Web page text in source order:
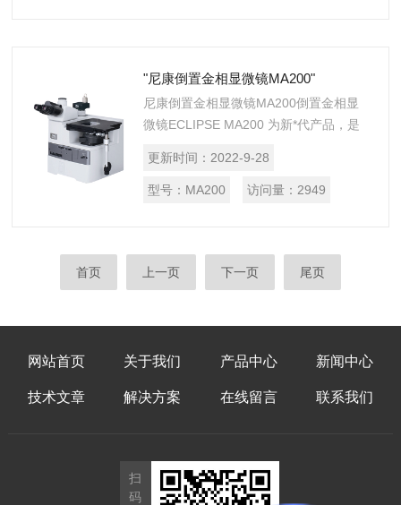
"尼康倒置金相显微镜MA200"
尼康倒置金相显微镜MA200倒置金相显
微镜ECLIPSE MA200 为新*代产品，是
后继机种，支持明场、暗场、微分干涉、
荧光、简...
更新时间： 2022-9-28
型号： MA200 访问量： 2949
首页 上一页 下一页 尾页
网站首页 关于我们 产品中心 新闻中心
技术文章 解决方案 在线留言 联系我们
扫
码